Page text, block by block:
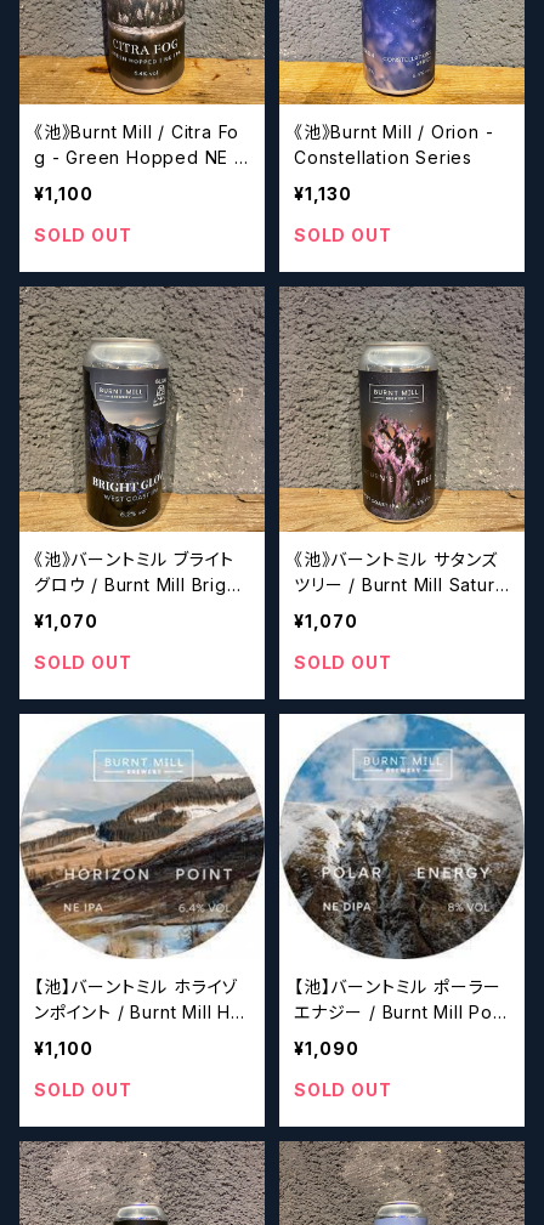
《池》Burnt Mill / Citra Fo
g - Green Hopped NE IP
A
¥1,100
SOLD OUT
《池》Burnt Mill / Orion -
Constellation Series
¥1,130
SOLD OUT
《池》バーントミル ブライト
グロウ / Burnt Mill Bright
Glow
¥1,070
SOLD OUT
《池》バーントミル サタンズ
ツリー / Burnt Mill Satur
n's Tree
¥1,070
SOLD OUT
【池】バーントミル ホライゾ
ンポイント / Burnt Mill Hor
izon Point
¥1,100
SOLD OUT
【池】バーントミル ポーラー
エナジー / Burnt Mill Pola
r Energy
¥1,090
SOLD OUT